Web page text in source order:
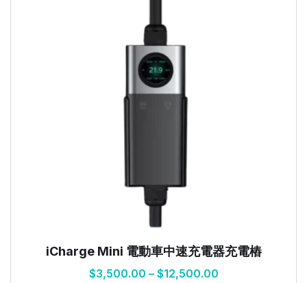
iCharge Mini 電動車中速充電器充電樁
$3,500.00 – $12,500.00